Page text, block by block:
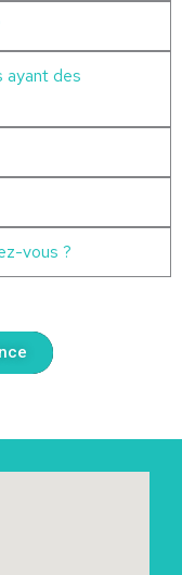
ayant des
vous ?